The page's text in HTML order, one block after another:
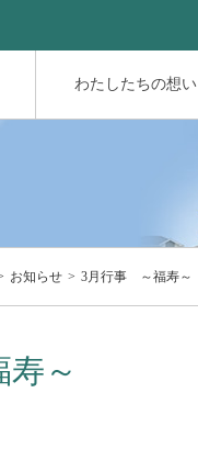
わたしたちの想い
お知らせ 3月行事 ～福寿～
～